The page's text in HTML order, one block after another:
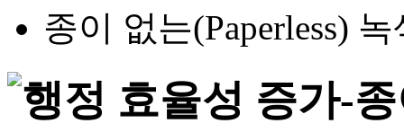
종이 없는(Paperless)